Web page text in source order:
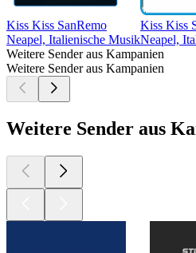
Kiss Kiss SanRemo
Neapel, Italienische Musik
Kiss Kiss
Neapel,
Weitere Sender aus Kampanien
Weitere Sender aus Kampanien
Weitere Sender aus